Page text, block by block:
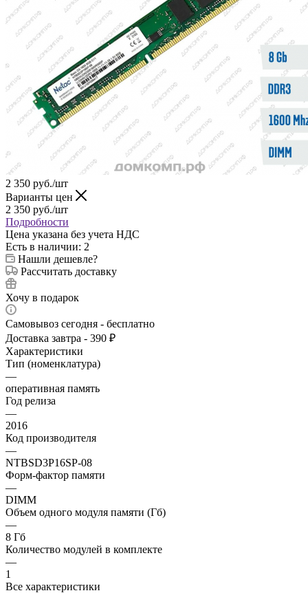
2 350 руб./шт
Варианты цен
2 350 руб./шт
Подробности
Цена указана без учета НДС
Есть в наличии: 2
Нашли дешевле?
Рассчитать доставку
Хочу в подарок
Самовывоз сегодня - бесплатно
Доставка завтра - 390 ₽
Характеристики
Тип (номенклатура)
—
оперативная память
Год релиза
—
2016
Код производителя
—
NTBSD3P16SP-08
Форм-фактор памяти
—
DIMM
Объем одного модуля памяти (Гб)
—
8 Гб
Количество модулей в комплекте
—
1
Все характеристики